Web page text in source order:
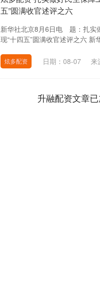
五”圆满收官述评之六
新华社北京8月6日电 题：扎实
现“十四五”圆满收官述评之六
炫多配资 日期：08-07 来
升融配资文章